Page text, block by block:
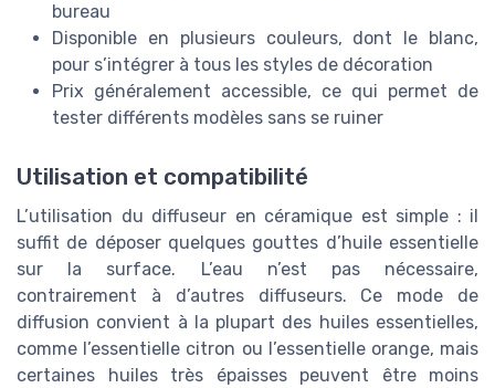
bureau
Disponible en plusieurs couleurs, dont le blanc,
pour s’intégrer à tous les styles de décoration
Prix généralement accessible, ce qui permet de
tester différents modèles sans se ruiner
Utilisation et compatibilité
L’utilisation du diffuseur en céramique est simple : il
suffit de déposer quelques gouttes d’huile essentielle
sur la surface. L’eau n’est pas nécessaire,
contrairement à d’autres diffuseurs. Ce mode de
diffusion convient à la plupart des huiles essentielles,
comme l’essentielle citron ou l’essentielle orange, mais
certaines huiles très épaisses peuvent être moins